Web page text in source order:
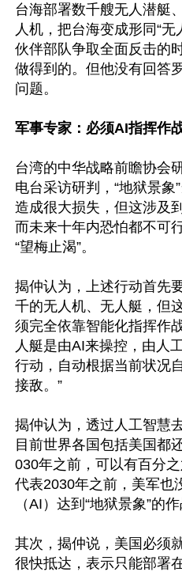
台海部署数千艘无人潜艇
人机，把台海变成形同“
伙伴部队争取全面反击的
做得到的。但他没有回答
问题。
军事专家：必须AI指挥作
台湾的中华战略前瞻协会
电台采访研判，“地狱景象
造成很大损失，但这涉及
而未来十年内恐怕都不可
“望梅止渴”。
揭仲认为，上述行动首先
千的无人机、无人艇，但
须完全依靠智能化指挥作
人艇是由AI来操控，由人
行动，自动根据当前状况
接敌。”
揭仲认为，透过人工智慧
目前世界各国包括美国都
030年之前，可以有百分
代表2030年之前，美军也
（AI）达到“地狱景象”的作
其次，揭仲说，美国必须
很快抵达，表示只能部署